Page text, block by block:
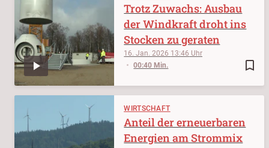
bookmark_border
16. Jan. 2026 13:46
00:40 Min.
Trotz Zuwachs: Ausbau
der Windkraft droht ins
Stocken zu geraten
WIRTSCHAFT
Anteil der erneuerbaren
Energien am Strommix